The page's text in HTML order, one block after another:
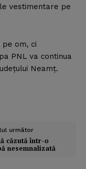
vestimentare pe
pe om, ci
PNL va continua
Neamţ.
următor
căzută într-o
nesemnalizată